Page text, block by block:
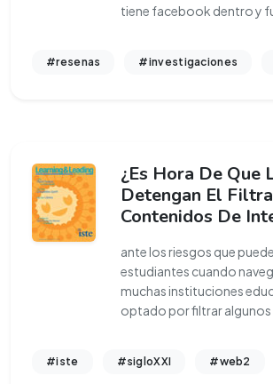
tiene facebook dentro y
#resenas #investigaciones
¿Es Hora De Que
Detengan El
Contenidos De
ante los riesgos que
estudiantes cuando
muchas instituciones
optado por filtrar algunos
#iste #sigloXXI #web2